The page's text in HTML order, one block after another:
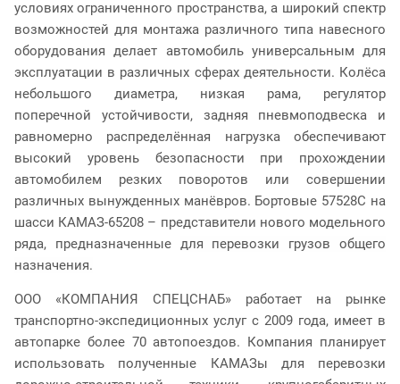
условиях ограниченного пространства, а широкий спектр
возможностей для монтажа различного типа навесного
оборудования делает автомобиль универсальным для
эксплуатации в различных сферах деятельности. Колёса
небольшого диаметра, низкая рама, регулятор
поперечной устойчивости, задняя пневмоподвеска и
равномерно распределённая нагрузка обеспечивают
высокий уровень безопасности при прохождении
автомобилем резких поворотов или совершении
различных вынужденных манёвров. Бортовые 57528С на
шасси КАМАЗ-65208 – представители нового модельного
ряда, предназначенные для перевозки грузов общего
назначения.
ООО «КОМПАНИЯ СПЕЦСНАБ» работает на рынке
транспортно-экспедиционных услуг с 2009 года, имеет в
автопарке более 70 автопоездов. Компания планирует
использовать полученные КАМАЗы для перевозки